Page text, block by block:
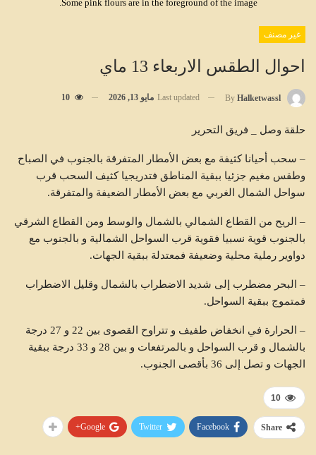
Some pink flours are in the foreground of the image.
غير مصنف
احوال الطقس الاربعاء 13 ماي
By Halketwassl
Last updated مايو 13, 2026 10
حلقة وصل _ فريق التحرير
– سحب أحيانا كثيفة مع بعض الأمطار المتفرقة بالجنوب في الصباح
وطقس مغيم جزئيا ببقية المناطق فتدريجيا كثيف السحب قرب
سواحل الشمال الغربي مع بعض الأمطار الضعيفة والمتفرقة.
– الريح من القطاع الشمالي بالشمال والوسط ومن القطاع الشرقي
بالجنوب قوية نسبيا فقوية قرب السواحل الشمالية و بالجنوب مع
دواوير رملية محلية وضعيفة فمعتدلة ببقية الجهات.
– البحر مضطرب إلى شديد الاضطراب بالشمال وقليل الاضطراب
فمتموج ببقية السواحل.
– الحرارة في انخفاض طفيف و تتراوح القصوى بين 22 و 27 درجة
بالشمال و قرب السواحل و بالمرتفعات و بين 28 و 33 درجة ببقية
الجهات و تصل إلى 36 بأقصى الجنوب.
10
Share
Facebook
Twitter
Google+